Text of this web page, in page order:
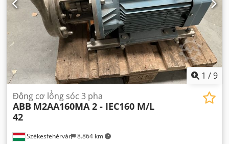
1 /9
Székesfehérvár 8.864 km
Động cơ lồng sóc 3 pha
ABB M2AA160MA 2 - IEC160 M/L
42